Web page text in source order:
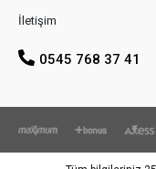
İletişim
0545 768 37 41